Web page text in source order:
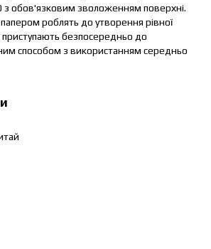
з обов'язковим зволоженням поверхні.
роблять до утворення рівної
приступають безпосередньо до
способом з використанням середньо